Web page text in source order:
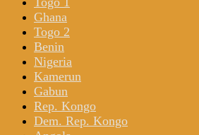
Ghana
Togo 2
Benin
Nigeria
Kamerun
Gabun
Rep. Kongo
Dem. Rep. Kongo